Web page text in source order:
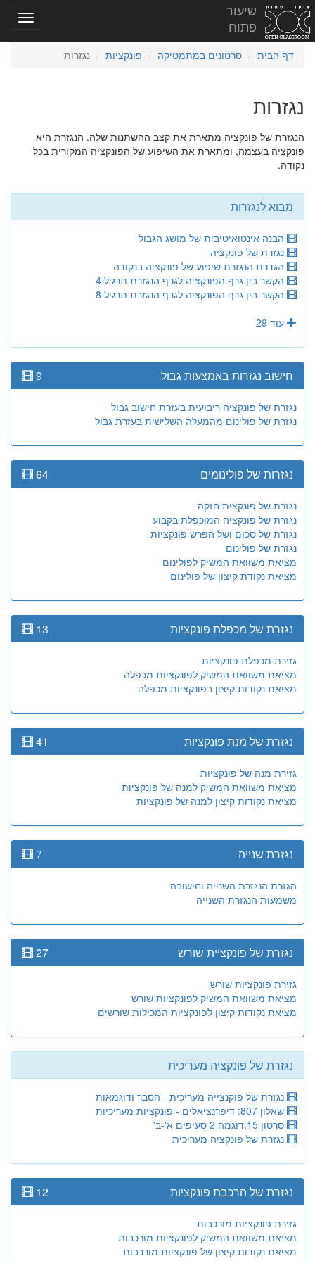
שיעור
פתוח
דף הבית סרטונים במתמטיקה פונקציות נגזרות
נגזרות
הנגזרת של פונקציה מתארת את קצב ההשתנות שלה. הנגזרת היא
פונקציה בעצמה, ומתארת את השיפוע של הפונקציה המקורית בכל
נקודה.
מבוא לנגזרות
הבנה אינטואיטיבית של מושג הגבול
נגזרת של פונקציה
הגדרת הנגזרת שיפוע של פונקציה בנקודה
הקשר בין גרף הפונקציה לגרף הנגזרת תרגיל 4
הקשר בין גרף הפונקציה לגרף הנגזרת תרגיל 8
עוד 29
חישוב נגזרות באמצעות גבול 9
נגזרת של פונקציה ריבועית בעזרת חישוב גבול
נגזרת של פולינום מהמעלה השלישית בעזרת גבול
נגזרות של פולינומים 64
נגזרת של פונקצית חזקה
נגזרת של פונקציה המוכפלת בקבוע
נגזרת של סכום ושל הפרש פונקציות
נגזרת של פולינום
מציאת משוואת המשיק לפולינום
מציאת נקודת קיצון של פולינום
נגזרת של מכפלת פונקציות 13
גזירת מכפלת פונקציות
מציאת משוואת המשיק לפונקציות מכפלה
מציאת נקודות קיצון בפונקציות מכפלה
נגזרת של מנת פונקציות 41
גזירת מנה של פונקציות
מציאת משוואת המשיק למנה של פונקציות
מציאת נקודות קיצון למנה של פונקציות
נגזרת שנייה 7
הגזרת הנגזרת השנייה וחישובה
משמעות הנגזרת השנייה
נגזרת של פונקציית שורש 27
גזירת פונקציות שורש
מציאת משוואת המשיק לפונקציות שורש
מציאת נקודות קיצון לפונקציות המכילות שורשים
נגזרת של פונקציה מעריכית
נגזרת של פוקנצייה מעריכית - הסבר ודוגמאות
שאלון 807: דיפרנציאלים - פונקציות מעריכיות
סרטון 15,דוגמה 2 סעיפים א'-ב'
נגזרת של פונקציה מעריכית
נגזרת של הרכבת פונקציות 12
גזירת פונקציות מורכבות
מציאת משוואת המשיק לפונקציות מורכבות
מציאת נקודות קיצון של פונקציות מורכבות